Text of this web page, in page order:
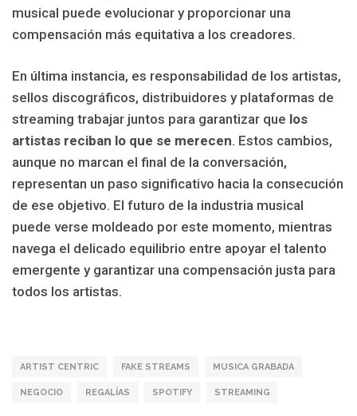
musical puede evolucionar y proporcionar una
compensación más equitativa a los creadores.
En última instancia, es responsabilidad de los artistas,
sellos discográficos, distribuidores y plataformas de
streaming trabajar juntos para garantizar que los
artistas reciban lo que se merecen. Estos cambios,
aunque no marcan el final de la conversación,
representan un paso significativo hacia la consecución
de ese objetivo. El futuro de la industria musical
puede verse moldeado por este momento, mientras
navega el delicado equilibrio entre apoyar el talento
emergente y garantizar una compensación justa para
todos los artistas.
ARTIST CENTRIC FAKE STREAMS MUSICA GRABADA
NEGOCIO REGALÍAS SPOTIFY STREAMING